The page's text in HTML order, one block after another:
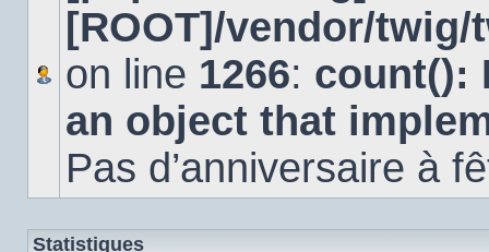
[ROOT]/vendor/
on line 1266: count():
an object that
Pas d’anniversaire à
Statistiques